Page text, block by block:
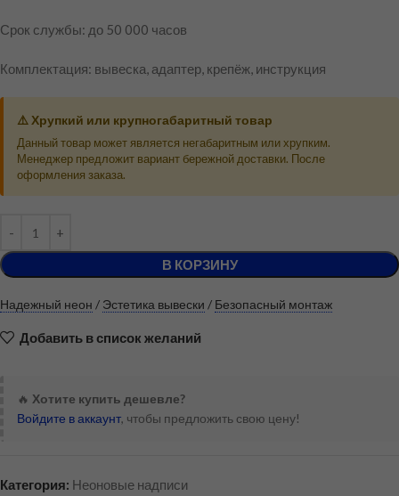
Срок службы: до 50 000 часов
Комплектация: вывеска, адаптер, крепёж, инструкция
⚠️ Хрупкий или крупногабаритный товар
Данный товар может является негабаритным или хрупким.
Менеджер предложит вариант бережной доставки. После
оформления заказа.
В КОРЗИНУ
Надежный неон / Эстетика вывески / Безопасный монтаж
Добавить в список желаний
🔥 Хотите купить дешевле?
Войдите в аккаунт, чтобы предложить свою цену!
Категория: Неоновые надписи